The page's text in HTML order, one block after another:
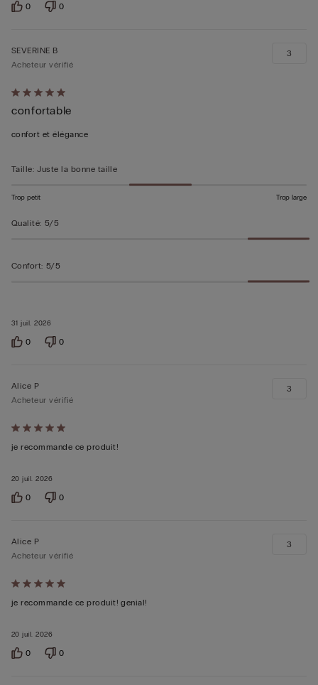
0 0
Évalué
5sur 5
31 juil. 2026
SEVERINE B
Acheteur vérifié
confortable
confort et élégance
3
Taille: Juste la bonne taille
Trop petit Trop large
Qualité: 5/5
Confort: 5/5
0 0
Évalué
5sur 5
20 juil. 2026
Alice P
Acheteur vérifié
je recommande ce produit!
3
0 0
Évalué
5sur 5
20 juil. 2026
Alice P
Acheteur vérifié
je recommande ce produit! genial!
3
0 0